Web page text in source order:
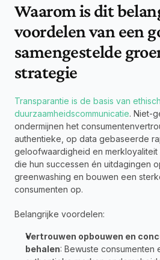
Waarom is dit
voordelen van een
samengestelde
strategie
Transparantie is de basis van
duurzaamheidscommunicatie. Niet-
ondermijnen het
authentieke, op data gebaseerde
geloofwaardigheid en
die hun successen én uitdagingen
greenwashing en bouwen een
consumenten op.
Belangrijke voordelen:
Vertrouwen opbouwen en
behalen: Bewuste consumenten